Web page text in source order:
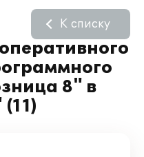
8" в
К списку